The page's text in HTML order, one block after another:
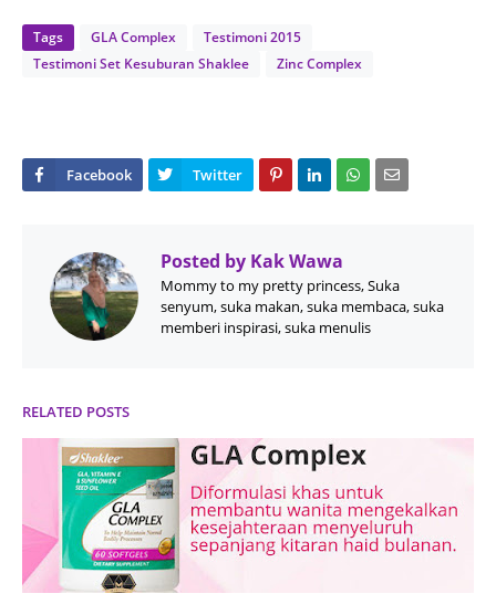
Tags GLA Complex
Testimoni 2015
Testimoni Set Kesuburan Shaklee
Zinc Complex
Posted by Kak Wawa
Mommy to my pretty princess, Suka
senyum, suka makan, suka membaca, suka
memberi inspirasi, suka menulis
RELATED POSTS